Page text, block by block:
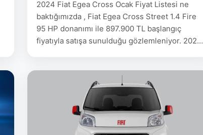
2024 Fiat Egea Cross Ocak Fiyat Listesi ne
baktığımızda , Fiat Egea Cross Street 1.4 Fire
95 HP donanımı ile 897.900 TL başlangıç
fiyatıyla satışa sunulduğu gözlemleniyor. 2024
1.4 Fire 95 HP Street Manuel Benzinli 897.900
917.900 1.3 M.Jet 95 HP …